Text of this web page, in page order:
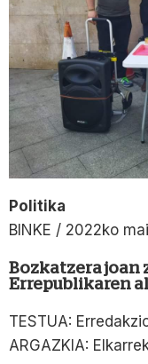
Politika
BINKE / 2022ko
Bozkatzera joan
Errepublikaren
TESTUA:
ARGAZKIA: